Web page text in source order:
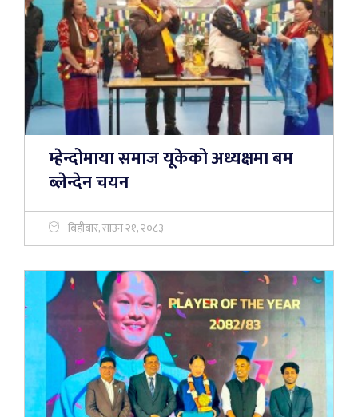
म्हेन्दोमाया समाज यूकेको अध्यक्षमा बम
ब्लेन्देन चयन
बिहीबार, साउन २१, २०८३